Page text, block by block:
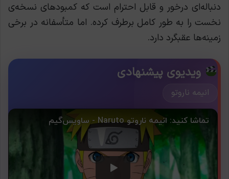
دنباله‌ای درخور و قابل احترام است که کمبودهای نسخه‌ی
نخست را به طور کامل برطرف کرده. اما متأسفانه در برخی
زمینه‌ها عقبگرد دارد.
ویدیوی پیشنهادی
انیمه ناروتو